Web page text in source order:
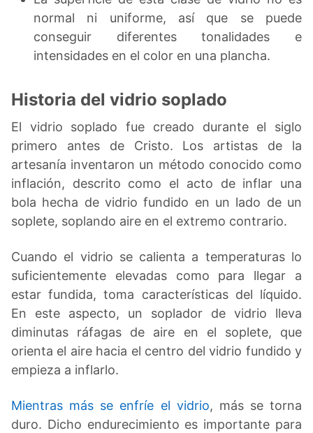
normal ni uniforme, así que se puede
conseguir diferentes tonalidades e
intensidades en el color en una plancha.
Historia del vidrio soplado
El vidrio soplado fue creado durante el siglo
primero antes de Cristo. Los artistas de la
artesanía inventaron un método conocido como
inflación, descrito como el acto de inflar una
bola hecha de vidrio fundido en un lado de un
soplete, soplando aire en el extremo contrario.
Cuando el vidrio se calienta a temperaturas lo
suficientemente elevadas como para llegar a
estar fundida, toma características del líquido.
En este aspecto, un soplador de vidrio lleva
diminutas ráfagas de aire en el soplete, que
orienta el aire hacia el centro del vidrio fundido y
empieza a inflarlo.
Mientras más se enfríe el vidrio, más se torna
duro. Dicho endurecimiento es importante para